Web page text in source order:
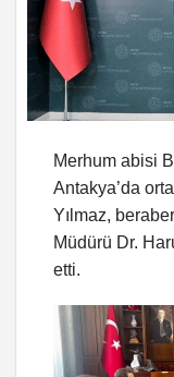
Merhum abisi
Antakya’da
Yılmaz,
Müdürü Dr.
etti.